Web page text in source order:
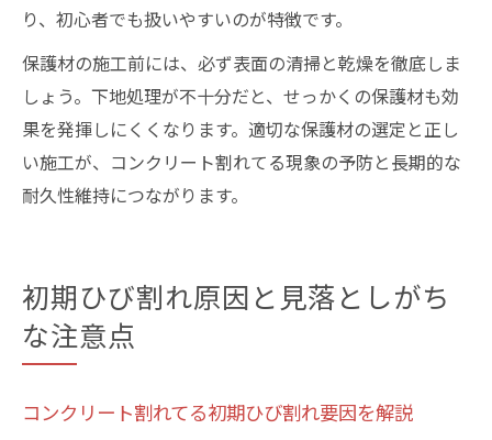
り、初心者でも扱いやすいのが特徴です。
保護材の施工前には、必ず表面の清掃と乾燥を徹底しま
しょう。下地処理が不十分だと、せっかくの保護材も効
果を発揮しにくくなります。適切な保護材の選定と正し
い施工が、コンクリート割れてる現象の予防と長期的な
耐久性維持につながります。
初期ひび割れ原因と見落としがち
な注意点
コンクリート割れてる初期ひび割れ要因を解説